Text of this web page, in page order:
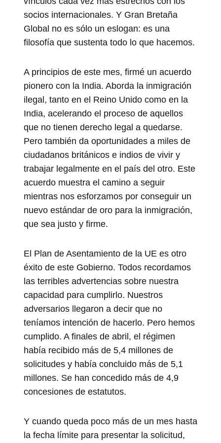
socios internacionales. Y Gran Bretaña
Global no es sólo un eslogan: es una
filosofía que sustenta todo lo que hacemos.
A principios de este mes, firmé un acuerdo
pionero con la India. Aborda la inmigración
ilegal, tanto en el Reino Unido como en la
India, acelerando el proceso de aquellos
que no tienen derecho legal a quedarse.
Pero también da oportunidades a miles de
ciudadanos británicos e indios de vivir y
trabajar legalmente en el país del otro. Este
acuerdo muestra el camino a seguir
mientras nos esforzamos por conseguir un
nuevo estándar de oro para la inmigración,
que sea justo y firme.
El Plan de Asentamiento de la UE es otro
éxito de este Gobierno. Todos recordamos
las terribles advertencias sobre nuestra
capacidad para cumplirlo. Nuestros
adversarios llegaron a decir que no
teníamos intención de hacerlo. Pero hemos
cumplido. A finales de abril, el régimen
había recibido más de 5,4 millones de
solicitudes y había concluido más de 5,1
millones. Se han concedido más de 4,9
concesiones de estatutos.
Y cuando queda poco más de un mes hasta
la fecha límite para presentar la solicitud,